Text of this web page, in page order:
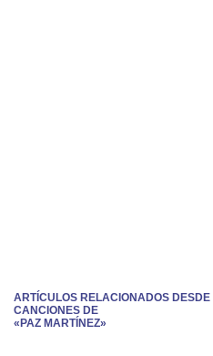
ARTÍCULOS RELACIONADOS
CANCIONES DE
«PAZ MARTÍNEZ»